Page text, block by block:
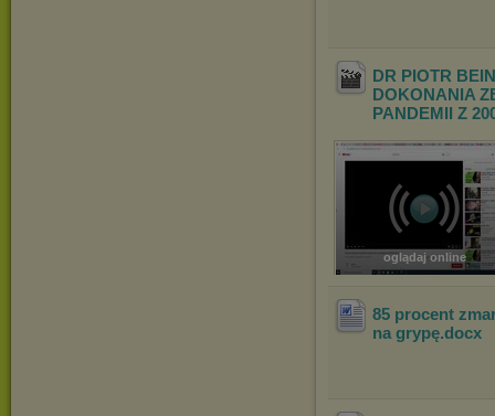
DR PIOTR
DOKONANIA
PANDEMII Z
oglądaj online
85 procent
na grypę.docx